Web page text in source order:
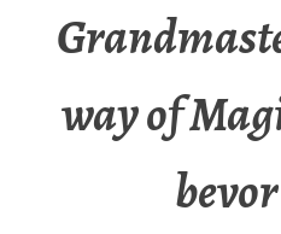
way of